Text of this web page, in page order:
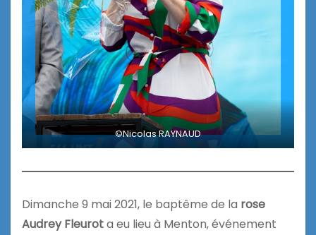
©Nicolas RAYNAUD
Dimanche 9 mai 2021, le baptême de la rose
Audrey Fleurota eu lieu à Menton, événement